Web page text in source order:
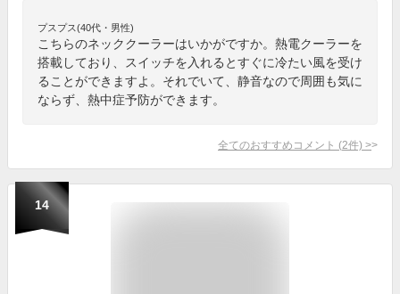
プスプス(40代・男性)
こちらのネッククーラーはいかがですか。熱電クーラーを
搭載しており、スイッチを入れるとすぐに冷たい風を受け
ることができますよ。それでいて、静音なので周囲も気に
ならず、熱中症予防ができます。
全てのおすすめコメント (2件) >
14